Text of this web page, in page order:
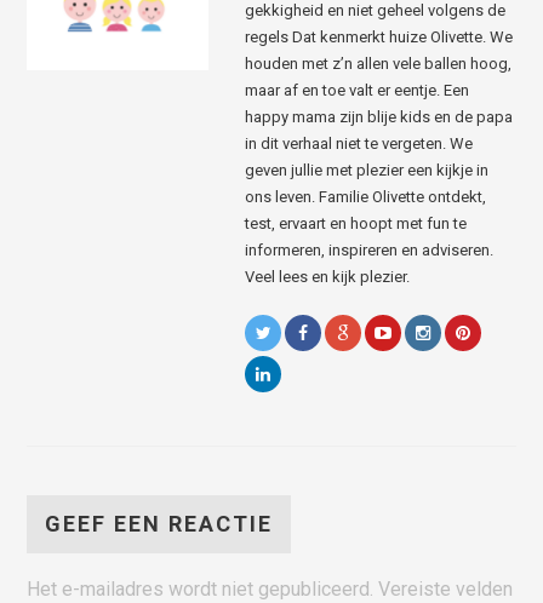
gekkigheid en niet geheel volgens de
regels Dat kenmerkt huize Olivette. We
houden met z’n allen vele ballen hoog,
maar af en toe valt er eentje. Een
happy mama zijn blije kids en de papa
in dit verhaal niet te vergeten. We
geven jullie met plezier een kijkje in
ons leven. Familie Olivette ontdekt,
test, ervaart en hoopt met fun te
informeren, inspireren en adviseren.
Veel lees en kijk plezier.
GEEF EEN REACTIE
Het e-mailadres wordt niet gepubliceerd. Vereiste velden